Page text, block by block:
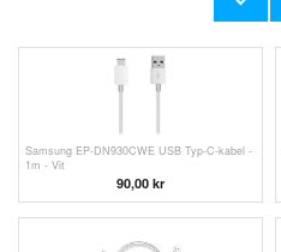
Samsung EP-DN930CWE USB Typ-C-kabel -
1m - Vit
90,00 kr